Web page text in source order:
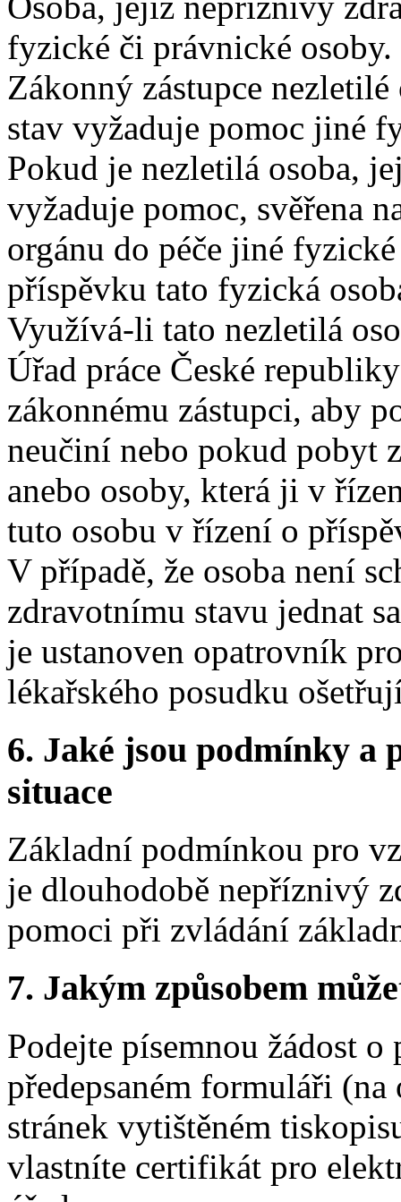
fyzické či právnické osoby.
Zákonný zástupce
stav vyžaduje pomoc jiné
Pokud je nezletilá osoba,
vyžaduje pomoc, svěřena
orgánu do péče jiné
příspěvku tato fyzická
Využívá-li tato nezletilá
Úřad práce České
zákonnému zástupci, aby
neučiní nebo pokud pobyt
anebo osoby, která ji v
tuto osobu v řízení o
V případě, že osoba není
zdravotnímu stavu jednat
je ustanoven opatrovník
lékařského posudku
6. Jaké jsou podmínky a
situace
Základní podmínkou pro
je dlouhodobě nepříznivý
pomoci při zvládání
7. Jakým způsobem
Podejte písemnou žádost o
předepsaném formuláři
stránek vytištěném
vlastníte certifikát pro